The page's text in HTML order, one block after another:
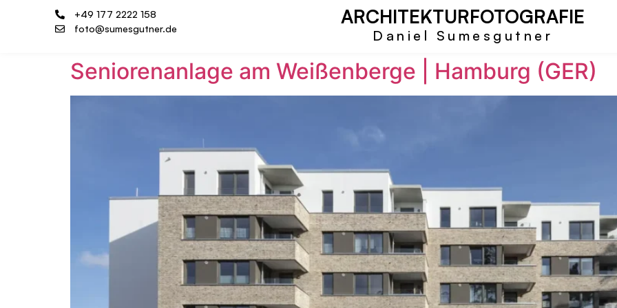
+49 177 2222 158
foto@sumesgutner.de
ARCHITEKTURFOTOGRAFIE
Daniel Sumesgutner
Seniorenanlage am Weißenberge | Hamburg (GER)